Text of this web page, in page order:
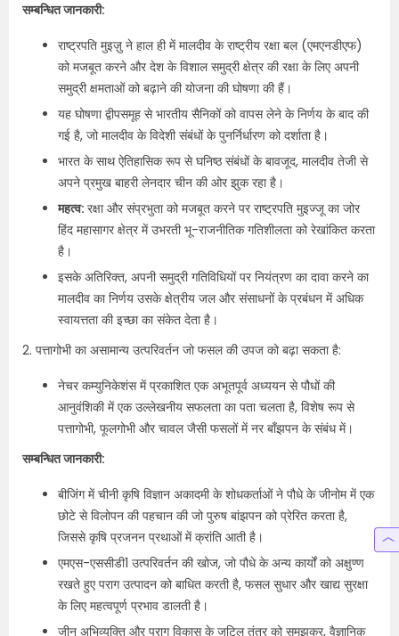
सम्बन्धित जानकारी:
राष्ट्रपति मुइज़ु ने हाल ही में मालदीव के राष्ट्रीय रक्षा बल (एमएनडीएफ)
को मजबूत करने और देश के विशाल समुद्री क्षेत्र की रक्षा के लिए अपनी
समुद्री क्षमताओं को बढ़ाने की योजना की घोषणा की हैं।
यह घोषणा द्वीपसमूह से भारतीय सैनिकों को वापस लेने के निर्णय के बाद की
गई है, जो मालदीव के विदेशी संबंधों के पुनर्निर्धारण को दर्शाता है।
भारत के साथ ऐतिहासिक रूप से घनिष्ठ संबंधों के बावजूद, मालदीव तेजी से
अपने प्रमुख बाहरी लेनदार चीन की ओर झुक रहा है।
महत्व: रक्षा और संप्रभुता को मजबूत करने पर राष्ट्रपति मुइज्जू का जोर
हिंद महासागर क्षेत्र में उभरती भू-राजनीतिक गतिशीलता को रेखांकित करता
है।
इसके अतिरिक्त, अपनी समुद्री गतिविधियों पर नियंत्रण का दावा करने का
मालदीव का निर्णय उसके क्षेत्रीय जल और संसाधनों के प्रबंधन में अधिक
स्वायत्तता की इच्छा का संकेत देता है।
2. पत्तागोभी का असामान्य उत्परिवर्तन जो फसल की उपज को बढ़ा सकता है:
नेचर कम्युनिकेशंस में प्रकाशित एक अभूतपूर्व अध्ययन से पौधों की
आनुवंशिकी में एक उल्लेखनीय सफलता का पता चलता है, विशेष रूप से
पत्तागोभी, फूलगोभी और चावल जैसी फसलों में नर बाँझपन के संबंध में।
सम्बन्धित जानकारी:
बीजिंग में चीनी कृषि विज्ञान अकादमी के शोधकर्ताओं ने पौधे के जीनोम में एक
छोटे से विलोपन की पहचान की जो पुरुष बांझपन को प्रेरित करता है,
जिससे कृषि प्रजनन प्रथाओं में क्रांति आती है।
एमएस-एससीडी1 उत्परिवर्तन की खोज, जो पौधे के अन्य कार्यों को अक्षुण्ण
रखते हुए पराग उत्पादन को बाधित करती है, फसल सुधार और खाद्य सुरक्षा
के लिए महत्वपूर्ण प्रभाव डालती है।
जीन अभिव्यक्ति और पराग विकास के जटिल तंत्र को समझकर, वैज्ञानिक